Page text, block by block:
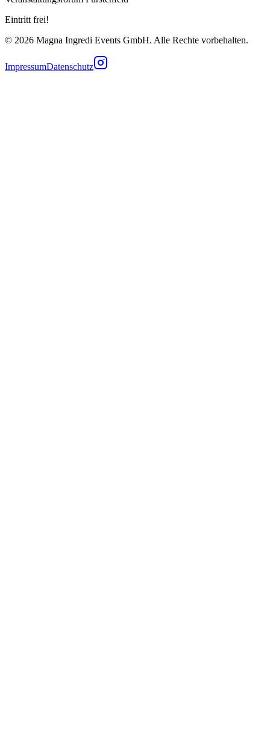
Eintritt frei!
© 2026 Magna Ingredi Events GmbH. Alle Rechte vorbehalten.
ImpressumDatenschutz